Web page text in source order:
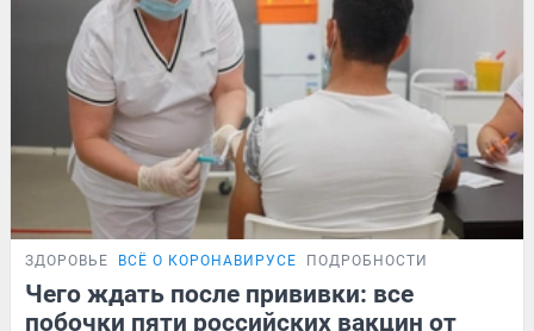
ЗДОРОВЬЕ ВСЁ О КОРОНАВИРУСЕ ПОДРОБНОСТИ
Чего ждать после прививки: все
побочки пяти российских вакцин от